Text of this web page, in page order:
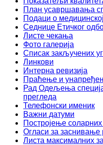
План усавршавања
Подаци о
Седнице Етичког
Листе чекања
Фото галерија
Списак закључених
Линкови
Интерна ревизија
Праћење и
Рад Одељења
прегледа
Телефонски именик
Важни датуми
Постројење соларних
Огласи за заснивање
Листа максималних